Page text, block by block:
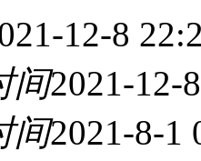
12-8
间2021-12-
间2021-8-1